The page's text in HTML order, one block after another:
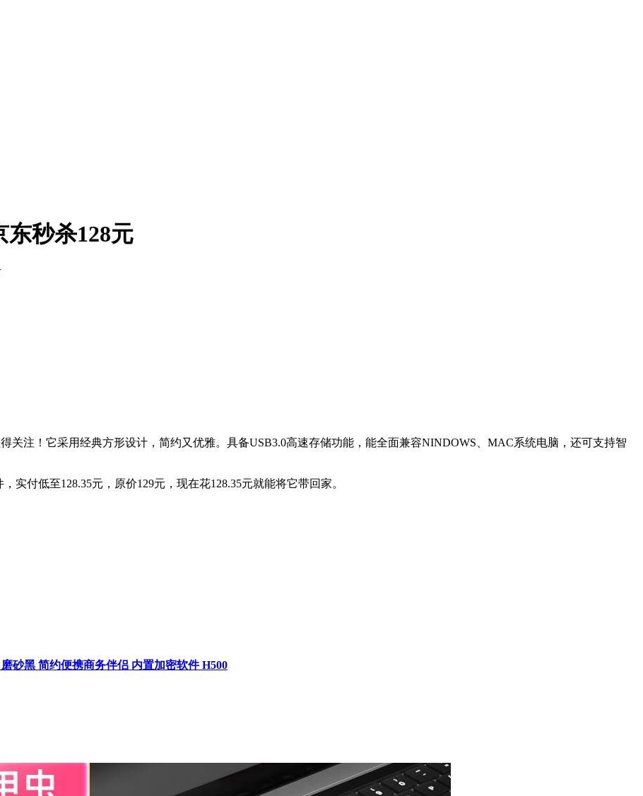
秒杀128元
关注！它采用经典方形设计，简约又优雅。具备USB3.0高速存储功能，能全面兼容NINDOWS、MAC系统电脑，还可支持智
实付低至128.35元，原价129元，现在花128.35元就能将它带回家。
砂黑 简约便携商务伴侣 内置加密软件 H500